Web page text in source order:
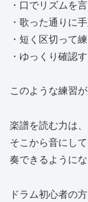
・口でリズムを
・歌った通りに
・短く区切って
・ゆっくり確認
このような練習
楽譜を読む力は
そこから音にし
奏できるようにな
ドラム初心者の